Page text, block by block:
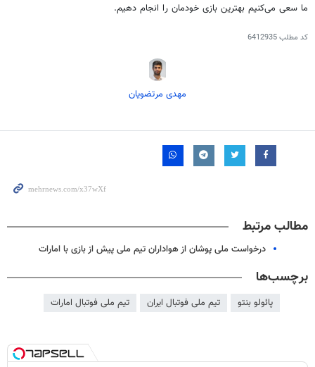
ما سعی می‌کنیم بهترین بازی خودمان را انجام دهیم.
کد مطلب6412935
مهدی مرتضویان
مطالب مرتبط
درخواست ملی پوشان از هواداران تیم ملی پیش از بازی با امارات
برچسب‌ها
پائولو بنتو تیم ملی فوتبال ایران تیم ملی فوتبال امارات